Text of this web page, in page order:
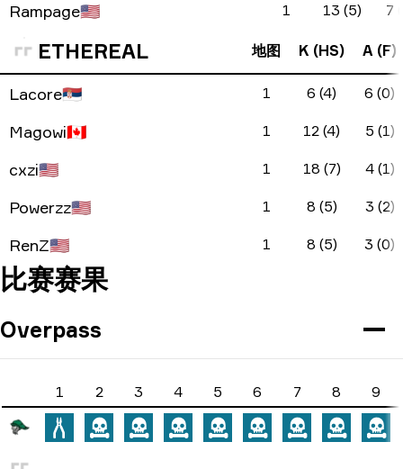
Rampage🇺🇸 1 13 (5) 7
ETHEREAL 地图 K (HS) A (F)
Lacore🇷🇸 1 6 (4) 6 (0)
Magowi🇨🇦 1 12 (4) 5 (1)
cxzi🇺🇸 1 18 (7) 4 (1)
Powerzz🇺🇸 1 8 (5) 3 (2)
RenZ🇺🇸 1 8 (5) 3 (0)
比赛赛果
Overpass
1 2 3 4 5 6 7 8 9